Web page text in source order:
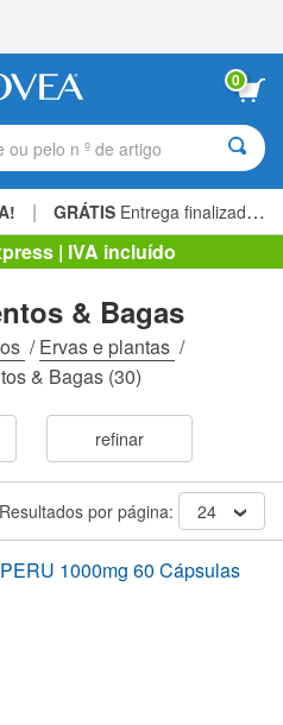
0
ou pelo n º de artigo
| GRÁTIS Entrega finalizada 60,00 € »
| IVA incluído
& Bagas
/Ervas e plantas /
& Bagas(30)
refinar
Resultados por página: 24
1000mg 60 Cápsulas